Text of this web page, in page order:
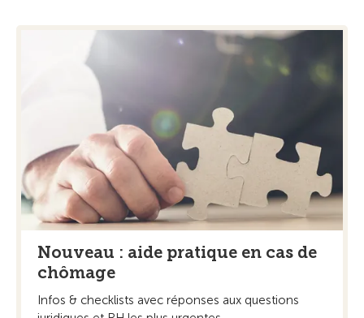
Nouveau : aide pratique en cas de
chômage
Infos & checklists avec réponses aux questions